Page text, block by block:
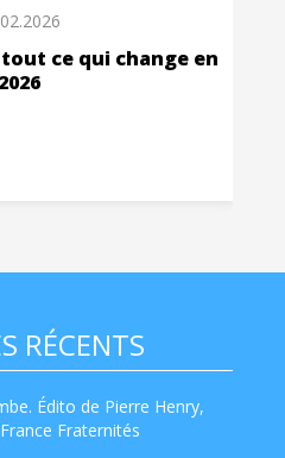
ce qui change en
2026
RÉCENTS
Édito de Pierre Henry,
Fraternités